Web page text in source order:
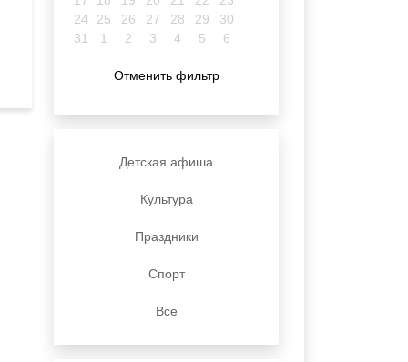
24
25 26 27 28 29
30
31
1 2 3 4 5 6
Отменить фильтр
Детская афиша
Культура
Праздники
Спорт
Все